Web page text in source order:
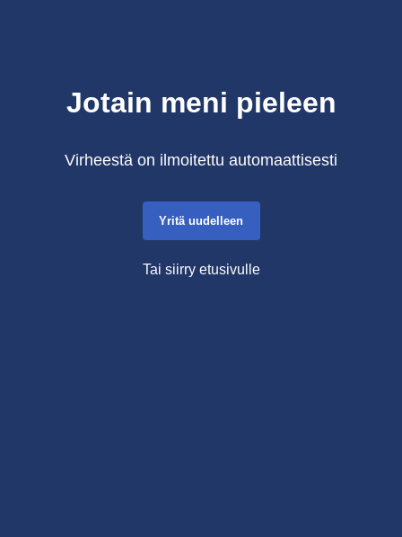
Jotain meni pieleen
Virheestä on ilmoitettu automaattisesti
Yritä uudelleen
Tai siirry etusivulle